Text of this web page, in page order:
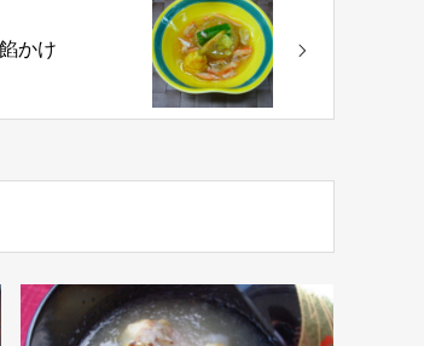
かけ